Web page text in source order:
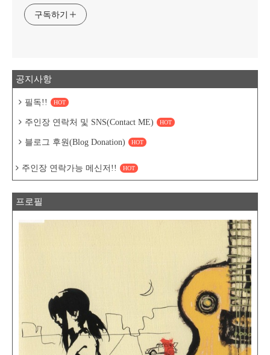
구독하기
공지사항
필독!! HOT
주인장 연락처 및 SNS(Contact ME) HOT
블로그 후원(Blog Donation) HOT
주인장 연락가능 메신저!! HOT
프로필